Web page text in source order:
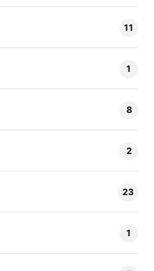
11
1
8
2
23
1